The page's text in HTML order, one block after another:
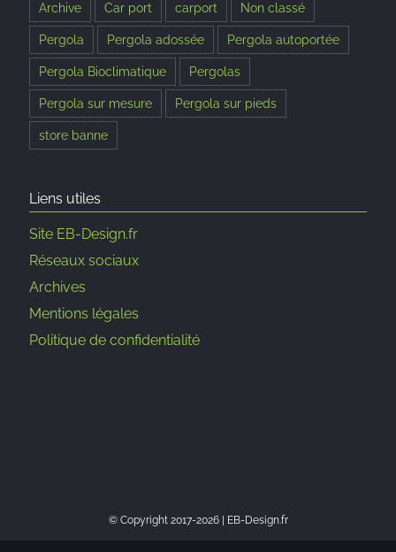
Archive Car port carport Non classé
Pergola Pergola adossée Pergola autoportée
Pergola Bioclimatique Pergolas
Pergola sur mesure Pergola sur pieds
store banne
Liens utiles
Site EB-Design.fr
Réseaux sociaux
Archives
Mentions légales
Politique de confidentialité
© Copyright 2017-2026 | EB-Design.fr